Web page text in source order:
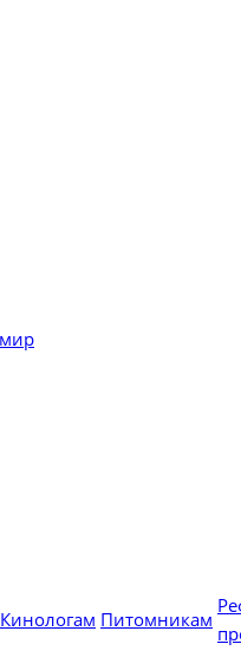
Кинологам Питомникам